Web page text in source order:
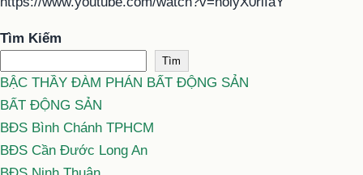
Tìm Kiếm
Tìm
BẬC THẦY ĐÀM PHÁN BẤT ĐỘNG SẢN
BẤT ĐỘNG SẢN
BĐS Bình Chánh TPHCM
BĐS Cần Đước Long An